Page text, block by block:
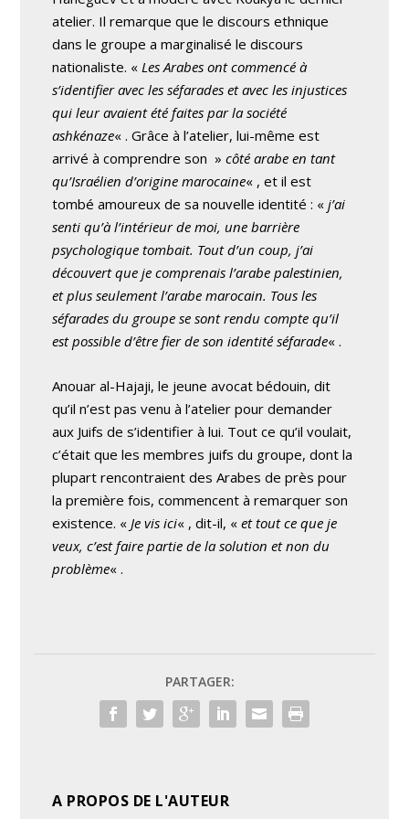
atelier. Il remarque que le discours ethnique
dans le groupe a marginalisé le discours
nationaliste. «Les Arabes ont commencé à
s’identifier avec les séfarades et avec les injustices
qui leur avaient été faites par la société
ashkénaze« . Grâce à l’atelier, lui-même est
arrivé à comprendre son »côté arabe en tant
qu’Israélien d’origine marocaine« , et il est
tombé amoureux de sa nouvelle identité : «j’ai
senti qu’à l’intérieur de moi, une barrière
psychologique tombait. Tout d’un coup, j’ai
découvert que je comprenais l’arabe palestinien,
et plus seulement l’arabe marocain. Tous les
séfarades du groupe se sont rendu compte qu’il
est possible d’être fier de son identité séfarade« .
Anouar al-Hajaji, le jeune avocat bédouin, dit
qu’il n’est pas venu à l’atelier pour demander
aux Juifs de s’identifier à lui. Tout ce qu’il voulait,
c’était que les membres juifs du groupe, dont la
plupart rencontraient des Arabes de près pour
la première fois, commencent à remarquer son
existence. «Je vis ici« , dit-il, «et tout ce que je
veux, c’est faire partie de la solution et non du
problème« .
PARTAGER:
A PROPOS DE L'AUTEUR